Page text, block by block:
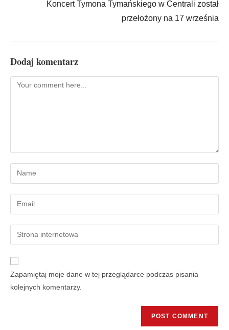
Koncert Tymona Tymańskiego w Centrali został
przełożony na 17 września
Dodaj komentarz
Zapamiętaj moje dane w tej przeglądarce podczas pisania
kolejnych komentarzy.